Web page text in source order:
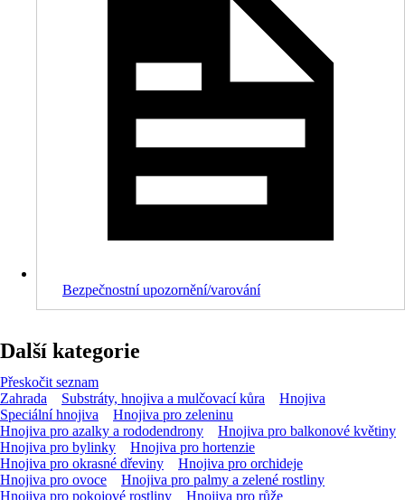
Bezpečnostní upozornění/varování
Další kategorie
Přeskočit seznam
Zahrada
Substráty, hnojiva a mulčovací kůra
Hnojiva
Speciální hnojiva
Hnojiva pro zeleninu
Hnojiva pro azalky a rododendrony
Hnojiva pro balkonové květiny
Hnojiva pro bylinky
Hnojiva pro hortenzie
Hnojiva pro okrasné dřeviny
Hnojiva pro orchideje
Hnojiva pro ovoce
Hnojiva pro palmy a zelené rostliny
Hnojiva pro pokojové rostliny
Hnojiva pro růže